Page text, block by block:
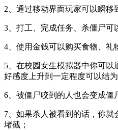
2、通过移动界面玩家可以瞬移
3、打工、完成任务、杀僵尸可
4、使用金钱可以购买食物、礼
5、在校园女生模拟器中你可以
好感度上升到一定程度可以结为
6、被僵尸咬到的人也会变成僵
7、如果杀人被看到的话，你就
堵截；